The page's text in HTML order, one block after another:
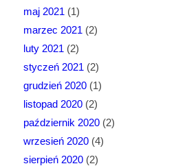
maj 2021 (1)
marzec 2021 (2)
luty 2021 (2)
styczeń 2021 (2)
grudzień 2020(1)
listopad 2020(2)
październik 2020(2)
wrzesień 2020(4)
sierpień 2020(2)